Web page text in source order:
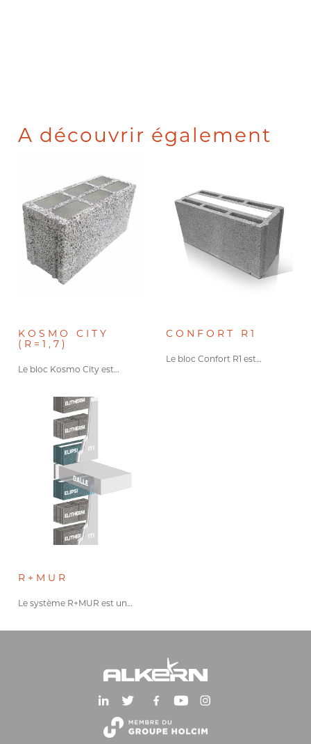
A découvrir également
KOSMO CITY
(R=1,7)
Le bloc Kosmo City est…
CONFORT R1
Le bloc Confort R1 est…
R+MUR
Le système R+MUR est un…